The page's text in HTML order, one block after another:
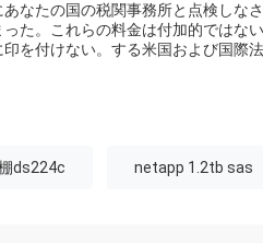
なたの国の税関事務所と点検しなさ
た。これらの料金は付加的ではない
を付けない。する米国および国際法
ds224c netapp 1.2tb sas